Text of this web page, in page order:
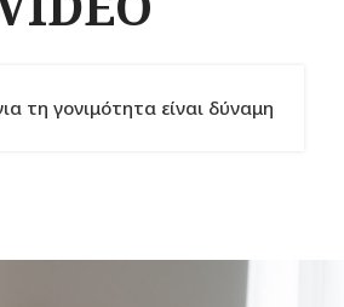
τη γονιμότητα είναι δύναμη